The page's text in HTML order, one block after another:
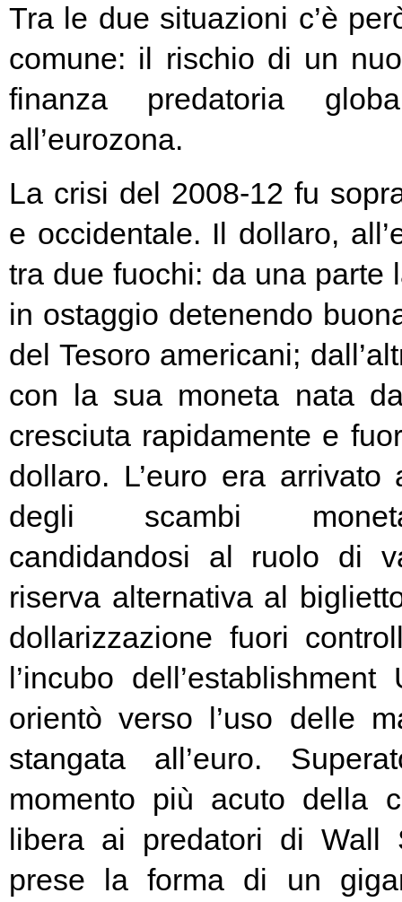
Tra le due situazioni c’è
comune: il rischio di un
finanza predatoria
all’eurozona.
La crisi del 2008-12 fu
e occidentale. Il dollaro,
tra due fuochi: da una parte
in ostaggio detenendo
del Tesoro americani;
con la sua moneta nata
cresciuta rapidamente e
dollaro. L’euro era
degli scambi
candidandosi al ruolo di
riserva alternativa al
dollarizzazione fuori
l’incubo
orientò verso l’uso delle
stangata all’euro.
momento più acuto della
libera ai predatori di Wall
prese la forma di un